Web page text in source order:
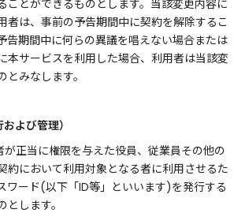
ことができるものとします。当該変更内容に
者は、事前の予告期間中に契約を解除するこ
告期間中に何らの異議を唱えない場合または
本サービスを利用した場合、利用者は当該変
みなします。
よび管理）
が正当に権限を与えた役員、従業員その他の
約において利用対象となる者に利用させるた
ワード(以下「ID等」といいます)を発行する
します。